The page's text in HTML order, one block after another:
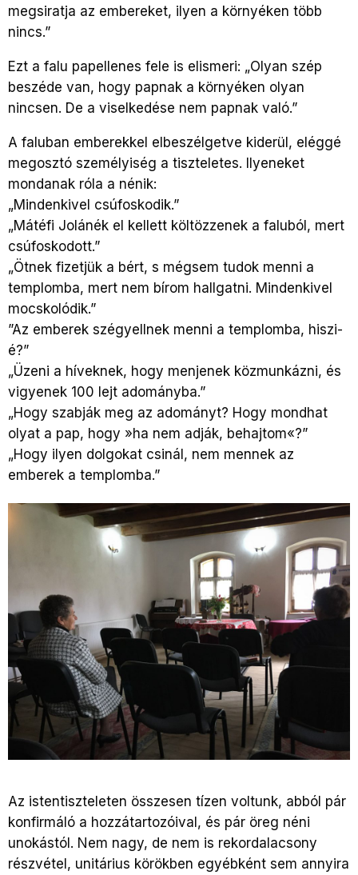
megsiratja az embereket, ilyen a környéken több
nincs.”
Ezt a falu papellenes fele is elismeri: „Olyan szép
beszéde van, hogy papnak a környéken olyan
nincsen. De a viselkedése nem papnak való.”
A faluban emberekkel elbeszélgetve kiderül, eléggé
megosztó személyiség a tiszteletes. Ilyeneket
mondanak róla a nénik:
„Mindenkivel csúfoskodik.”
„Mátéfi Jolánék el kellett költözzenek a faluból, mert
csúfoskodott.”
„Ötnek fizetjük a bért, s mégsem tudok menni a
templomba, mert nem bírom hallgatni. Mindenkivel
mocskolódik.”
”Az emberek szégyellnek menni a templomba, hiszi-
é?”
„Üzeni a híveknek, hogy menjenek közmunkázni, és
vigyenek 100 lejt adományba.”
„Hogy szabják meg az adományt? Hogy mondhat
olyat a pap, hogy »ha nem adják, behajtom«?”
„Hogy ilyen dolgokat csinál, nem mennek az
emberek a templomba.”
Az istentiszteleten összesen tízen voltunk, abból pár
konfirmáló a hozzátartozóival, és pár öreg néni
unokástól. Nem nagy, de nem is rekordalacsony
részvétel, unitárius körökben egyébként sem annyira